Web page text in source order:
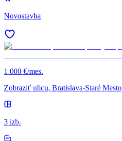
Novostavba
1 000 €/mes.
Zobraziť ulicu, Bratislava-Staré Mesto
3 izb.